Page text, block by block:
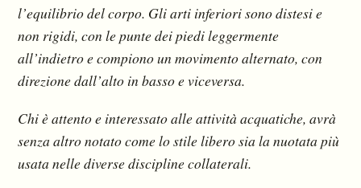
l’equilibrio del corpo. Gli arti inferiori sono distesi e
non rigidi, con le punte dei piedi leggermente
all’indietro e compiono un movimento alternato, con
direzione dall’alto in basso e viceversa.
Chi è attento e interessato alle attività acquatiche, avrà
senza altro notato come lo stile libero sia la nuotata più
usata nelle diverse discipline collaterali.